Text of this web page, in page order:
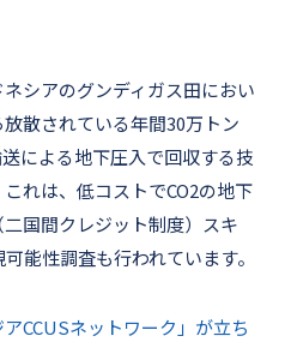
シアのグンディガス田におい
散されている年間30万トン
による地下圧入で回収する技
れは、低コストでCO2の地下
国間クレジット制度）スキ
能性調査も行われています。
CCUSネットワーク」が立ち